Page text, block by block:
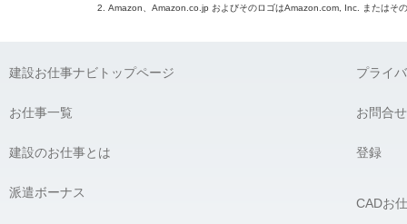
2. Amazon、Amazon.co.jp およびそのロゴはAmazon.com, Inc. またはそ
建設お仕事ナビトップページ
お仕事一覧
建設のお仕事とは
派遣ボーナス
プライ
お問合せ
登録
CADお